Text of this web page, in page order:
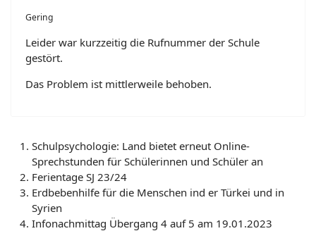
Gering
Leider war kurzzeitig die Rufnummer der Schule
gestört.
Das Problem ist mittlerweile behoben.
Schulpsychologie: Land bietet erneut Online-
Sprechstunden für Schülerinnen und Schüler an
Ferientage SJ 23/24
Erdbebenhilfe für die Menschen ind er Türkei und in
Syrien
Infonachmittag Übergang 4 auf 5 am 19.01.2023